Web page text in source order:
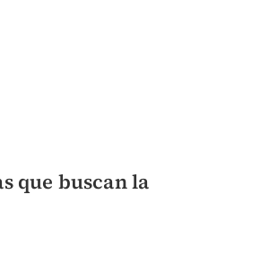
que buscan la